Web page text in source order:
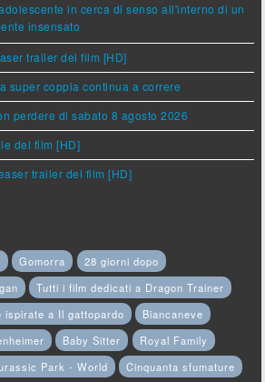
in cerca di senso all'interno di un
insensato
trailer del film [HD]
super coppia continua a correre
perdere di sabato 8 agosto 2026
del film [HD]
trailer del film [HD]
Gomorra
28 giorni dopo
Tutti i film dedicati a Dragon Trainer
ispirate a Il gattopardo
Biancaneve
Baby Sitter
Royal Family
Park - World
Cinquanta sfumature